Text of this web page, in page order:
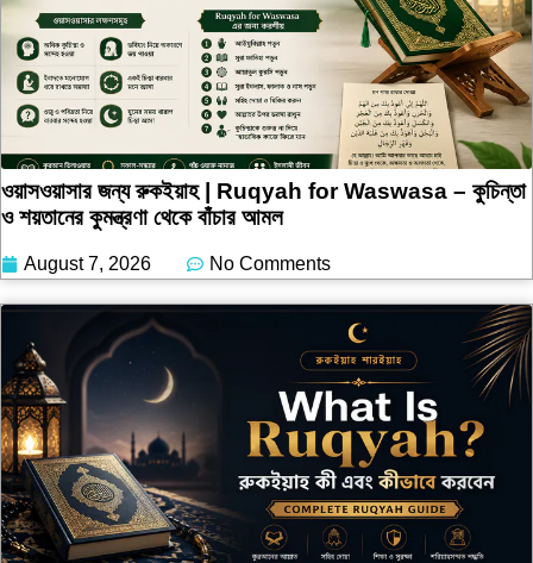
ওয়াসওয়াসার জন্য রুকইয়াহ | Ruqyah for Waswasa – কুচিন্তা
ও শয়তানের কুমন্ত্রণা থেকে বাঁচার আমল
August 7, 2026 No Comments